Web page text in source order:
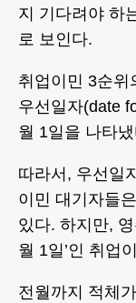
지 기다려야 하
로 보인다.
취업이민 3순위
우선일자(date
월 1일을 나타
따라서, 우선일
이민 대기자들
있다. 하지만,
월 1일’인 취업
전월까지 적체